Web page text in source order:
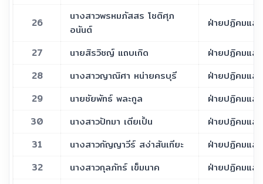
26
นางสาวพรหมภัสสร โชติศุภ
อนันต์
ฝ่ายปฏิคมแล
27 นายสิรวิชญ์ แถบเกิด
ฝ่ายปฏิคมแล
28
นางสาวญาณิศา หน่ายครบุรี
ฝ่ายปฏิคมแล
29
นายชัยพัทธ์ พละกูล
ฝ่ายปฏิคมแล
30
นางสาวปัทมา เตียเปิ้น
ฝ่ายปฏิคมแล
31
นางสาวกัญญาวีร์ สง่าสันเทียะ
ฝ่ายปฏิคมแล
32
นางสาวกุลภัทร์ เข็มนาค
ฝ่ายปฏิคมแล